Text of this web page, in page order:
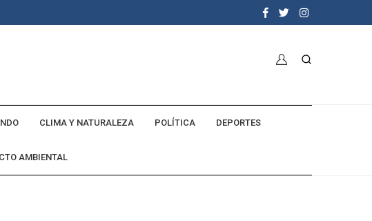
CLIMA Y NATURALEZA POLÍTICA DEPORTES
AMBIENTAL